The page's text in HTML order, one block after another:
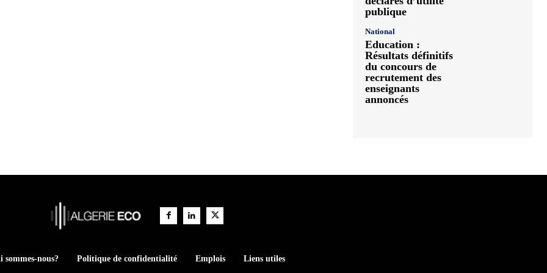
publique
National
Education :
Résultats définitifs
du concours de
recrutement des
enseignants
annoncés
sommes-nous? Politique de confidentialité Emplois Liens utiles